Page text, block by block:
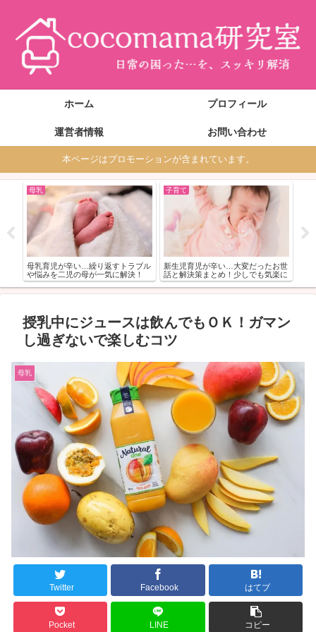
ホーム プロフィール
運営者情報 お問い合わせ
本ページはプロモーションが含まれています。
母乳
母乳育児が辛い…繰り返すトラブル
や悩みを二児の母が一気に解決！
子育て
新生児育児が辛い…大変だったお世
話と解決策まとめ！少しでも気楽に
授乳中にジュースは飲んでもＯＫ！ガマン
し過ぎないで楽しむコツ
母乳
Twitter Facebook はてブ
Pocket LINE コピー